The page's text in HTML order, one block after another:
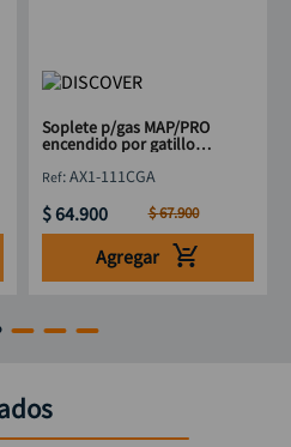
Soplete p/gas MAP/PRO
encendido por gatillo
:AX1-111CGA
$64.900 $67.900
Agregar